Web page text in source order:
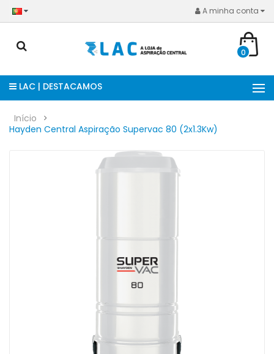
A minha conta
0
LAC | DESTACAMOS
Início
Hayden Central Aspiração Supervac 80 (2x1.3Kw)